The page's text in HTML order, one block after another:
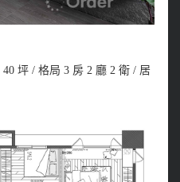
坪 / 格局 3 房 2 廳 2 衛 / 居